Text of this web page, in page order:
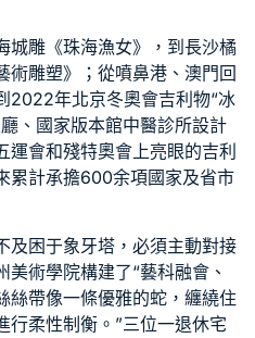
城雕《珠海漁女》，到長沙橘
術雕塑》；從噴鼻港、澳門回
2022年北京冬奧會吉利物“冰
、國家版本館中醫診所設計
會和殘特奧會上亮眼的吉利
累計承擔600余項國家及省市
及困于象牙塔，必須主動對接
術學院構建了“藝科融會、
絲帶像一條優雅的蛇，纏繞住
行柔性制衡。”三位一退休宅